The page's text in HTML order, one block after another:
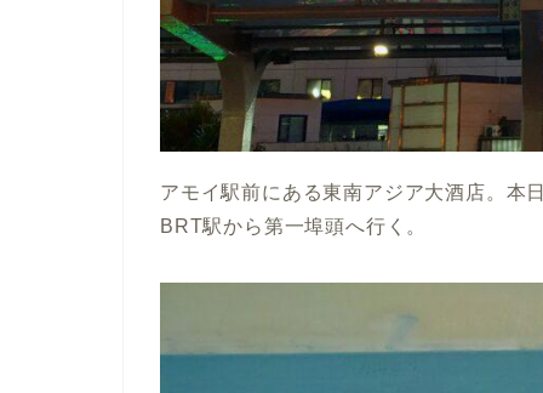
アモイ駅前にある東南アジア大酒店。本
BRT駅から第一埠頭へ行く。